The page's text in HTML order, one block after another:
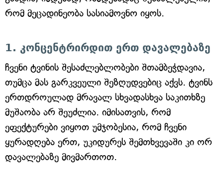
რომ მეცადინეობა სასიამოვნო იყოს.
1. კონცენტრირდით ერთ დავალებაზე
ჩვენი ტვინის შესაძლებლობები შთამბეჭდავია,
თუმცა მას გარკვეული შეზღუდვებიც აქვს. ტვინს
ერთდროულად მრავალ სხვადასხვა საკითხზე
მუშაობა არ შეუძლია. იმისათვის, რომ
ეფექტურები ვიყოთ უმჯობესია, რომ ჩვენი
ყურადღება ერთ, უკიდურეს შემთხვევაში კი ორ
დავალებაზე მივმართოთ.